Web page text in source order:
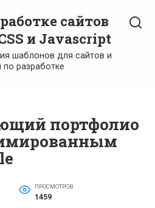
сайтов
и Javascript
шаблонов для сайтов и
по разработке
портфолио
ПРОСМОТРОВ
1459